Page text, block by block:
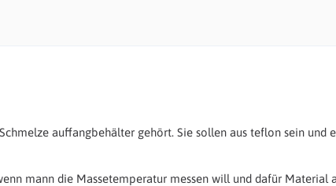
auffangbehälter gehört. Sie sollen aus teflon sein
mann die Massetemperatur messen will und dafür